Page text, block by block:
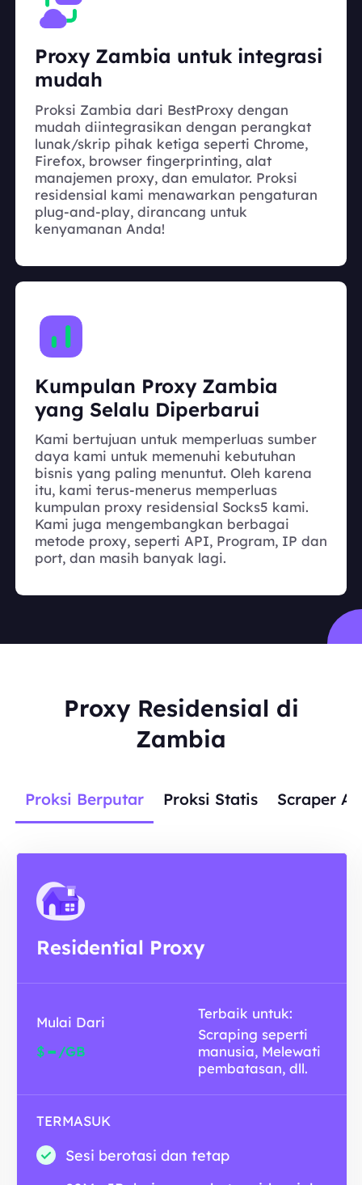
Proxy Zambia untuk integrasi
mudah
Proksi Zambia dari BestProxy dengan
mudah diintegrasikan dengan perangkat
lunak/skrip pihak ketiga seperti Chrome,
Firefox, browser fingerprinting, alat
manajemen proxy, dan emulator. Proksi
residensial kami menawarkan pengaturan
plug-and-play, dirancang untuk
kenyamanan Anda!
Kumpulan Proxy Zambia
yang Selalu Diperbarui
Kami bertujuan untuk memperluas sumber
daya kami untuk memenuhi kebutuhan
bisnis yang paling menuntut. Oleh karena
itu, kami terus-menerus memperluas
kumpulan proxy residensial Socks5 kami.
Kami juga mengembangkan berbagai
metode proxy, seperti API, Program, IP dan
port, dan masih banyak lagi.
Proxy Residensial di
Zambia
Proksi Berputar Proksi Statis Scraper
Residential Proxy
Mulai Dari
$- /GB
Terbaik untuk:
Scraping seperti
manusia, Melewati
pembatasan, dll.
TERMASUK
Sesi berotasi dan tetap